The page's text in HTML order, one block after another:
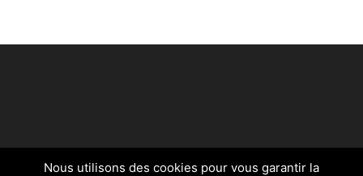
Nous utilisons des cookies pour vous garantir la